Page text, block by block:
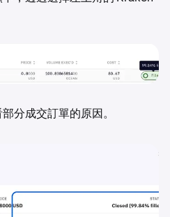
分成交訂單的原因。